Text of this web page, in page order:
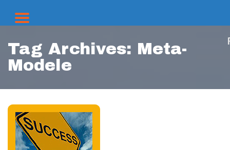
Tag Archives: Meta-
Modele